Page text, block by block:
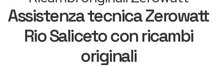
Assistenza tecnica Zerowatt
Rio Saliceto con ricambi
originali